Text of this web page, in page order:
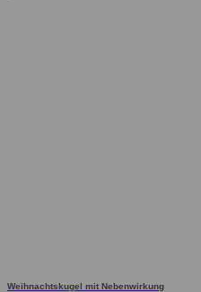
Weihnachtskugel mit Nebenwirkung